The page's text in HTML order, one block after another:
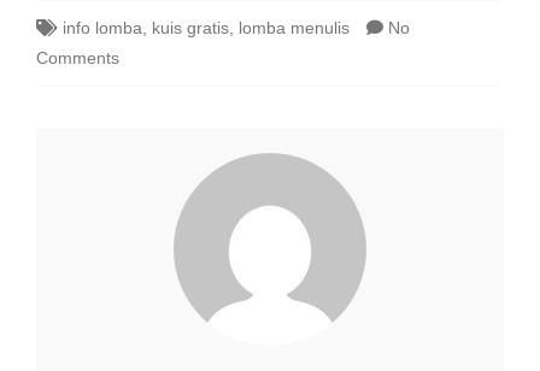
info lomba kuis gratis lomba menulis
No
Comments